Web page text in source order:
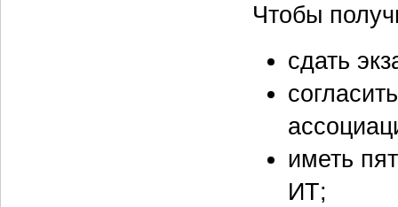
Чтобы
сдать
иметь
ИТ;